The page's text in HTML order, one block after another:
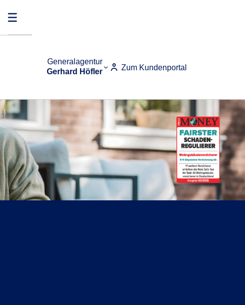
Generalagentur
Gerhard Höfler
Zum Kundenportal